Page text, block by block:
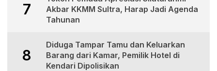
7
Akbar KKMM Sultra, Harap Jadi Agenda
Tahunan
8
Diduga Tampar Tamu dan Keluarkan
Barang dari Kamar, Pemilik Hotel di
Kendari Dipolisikan